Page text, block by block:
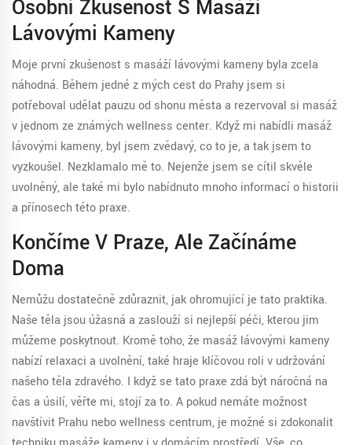
Osobní Zkušenost S Masáží
Lávovými Kameny
Moje první zkušenost s masáží lávovými kameny byla zcela
náhodná. Během jedné z mých cest do Prahy jsem si
potřeboval udělat pauzu od shonu města a rezervoval si masáž
v jednom ze známých wellness center. Když mi nabídli masáž
lávovými kameny, byl jsem zvědavý, co to je, a tak jsem to
vyzkoušel. Nezklamalo mě to. Nejenže jsem se cítil skvěle
uvolněný, ale také mi bylo nabídnuto mnoho informací o historii
a přínosech této praxe.
Končíme V Praze, Ale Začínáme
Doma
Nemůžu dostatečně zdůraznit, jak ohromující je tato praktika.
Naše těla jsou úžasná a zaslouží si nejlepší péči, kterou jim
můžeme poskytnout. Kromě toho, že masáž lávovými kameny
nabízí relaxaci a uvolnění, také hraje klíčovou roli v udržování
našeho těla zdravého. I když se tato praxe zdá být náročná na
čas a úsilí, věřte mi, stojí za to. A pokud nemáte možnost
navštívit Prahu nebo wellness centrum, je možné si zdokonalit